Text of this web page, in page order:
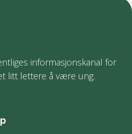
informasjonskanal for
litt lettere å være ung.